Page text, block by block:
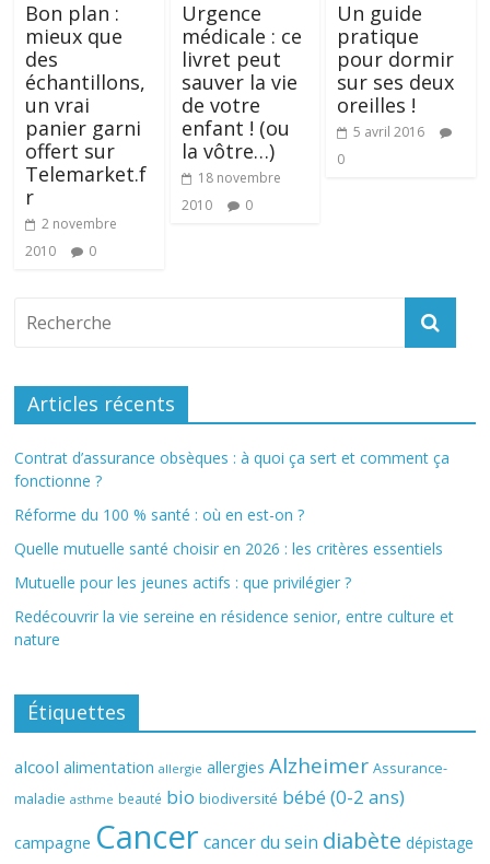
Bon plan :
mieux que
des
échantillons,
un vrai
panier garni
offert sur
Telemarket.f
r
2 novembre
2010
0
Urgence
médicale : ce
livret peut
sauver la vie
de votre
enfant ! (ou
la vôtre…)
18 novembre
2010
0
Un guide
pratique
pour dormir
sur ses deux
oreilles !
5 avril 2016
0
Articles récents
Contrat d’assurance obsèques : à quoi ça sert et comment ça
fonctionne ?
Réforme du 100 % santé : où en est-on ?
Quelle mutuelle santé choisir en 2026 : les critères essentiels
Mutuelle pour les jeunes actifs : que privilégier ?
Redécouvrir la vie sereine en résidence senior, entre culture et
nature
Étiquettes
alcool alimentation allergie allergies Alzheimer Assurance-
maladie asthme beauté bio biodiversité bébé (0-2 ans)
campagne Cancer cancer du sein diabète dépistage